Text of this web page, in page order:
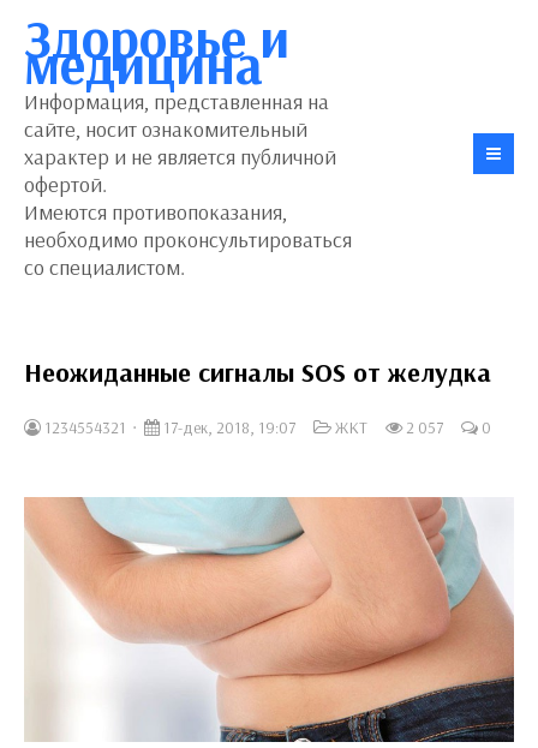
Здоровье и
медицина
Информация, представленная на
сайте, носит ознакомительный
характер и не является публичной
офертой.
Имеются противопоказания,
необходимо проконсультироваться
со специалистом.
Неожиданные сигналы SOS от желудка
1234554321 17-дек, 2018, 19:07 ЖКТ 2 057 0